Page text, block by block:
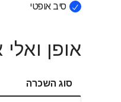
סיב אופטי
אופן
סוג השכרה